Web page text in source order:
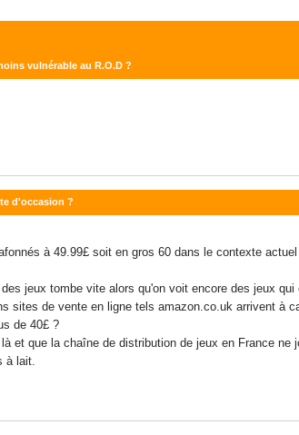
vulnérable au R.O.D ?
d'occasion ?
à 49.99£ soit en gros 60 dans le contexte
jeux tombe vite alors qu'on voit encore des jeux qui
sites de vente en ligne tels amazon.co.uk arrivent à
de 40£ ?
et que la chaîne de distribution de jeux en France
à lait.